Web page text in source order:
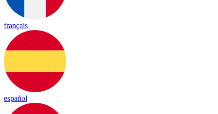
français
español